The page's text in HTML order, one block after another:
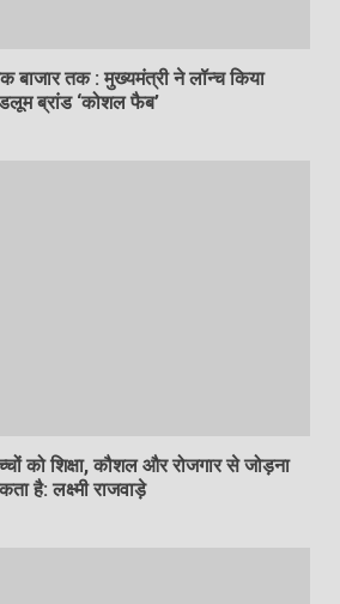
बाजार तक : मुख्यमंत्री ने लॉन्च किया
ब्रांड ‘कोशल फैब’
को शिक्षा, कौशल और रोजगार से जोड़ना
है: लक्ष्मी राजवाड़े